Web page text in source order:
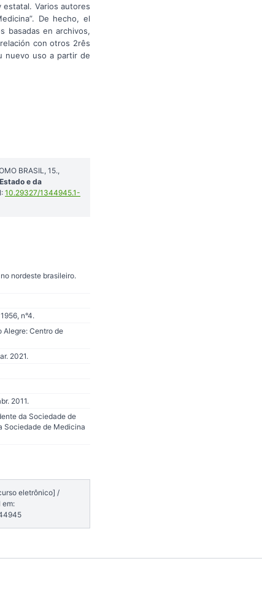
Varios autores
De hecho, el
basadas en archivos,
con otros 2rês
nuevo uso a partir de
BRASIL, 15.,
e da
10.29327/1344945.1-
nordeste brasileiro.
n°4.
Alegre: Centro de
2021.
2011.
da Sociedade de
Sociedade de Medicina
eletrônico] /
em: